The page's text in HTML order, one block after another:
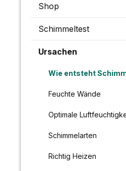
Shop
Schimmeltest
Ursachen
Wie entsteht
Feuchte Wände
Optimale
Schimmelarten
Richtig Heizen